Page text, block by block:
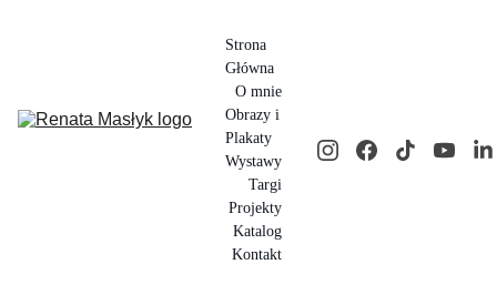
Strona
Główna
O mnie
Obrazy i
Plakaty
Wystawy
Targi
Projekty
Katalog
Kontakt